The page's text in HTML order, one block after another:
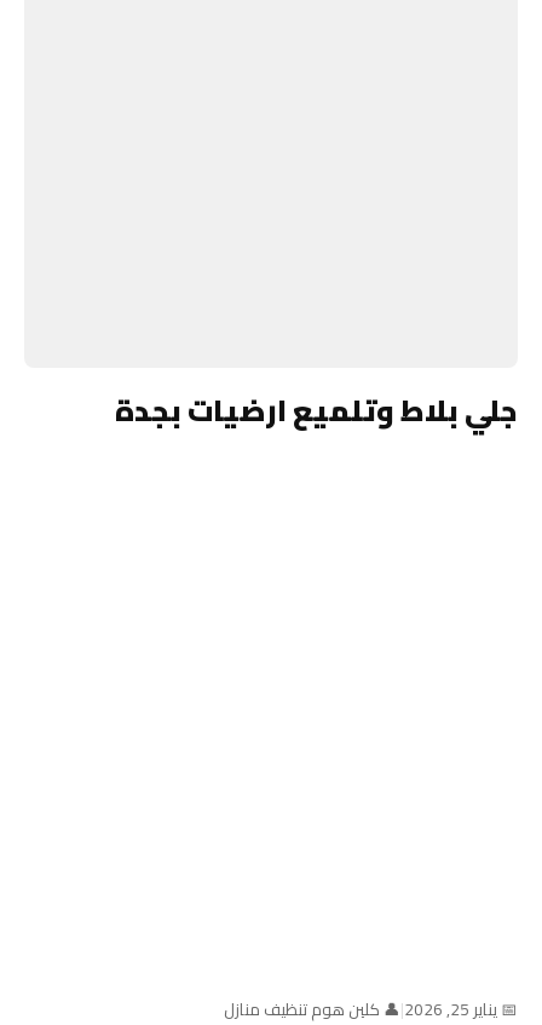
جلي بلاط وتلميع ارضيات بجدة
📅 يناير 25, 2026 |👤 كلين هوم تنظيف منازل